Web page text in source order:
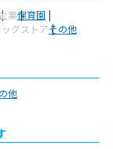
業保育園
グストアその他
他